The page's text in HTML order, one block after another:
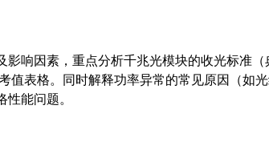
响因素，重点分析千兆光模块的收光标准（
值表格。同时解释功率异常的常见原因（如
能问题。